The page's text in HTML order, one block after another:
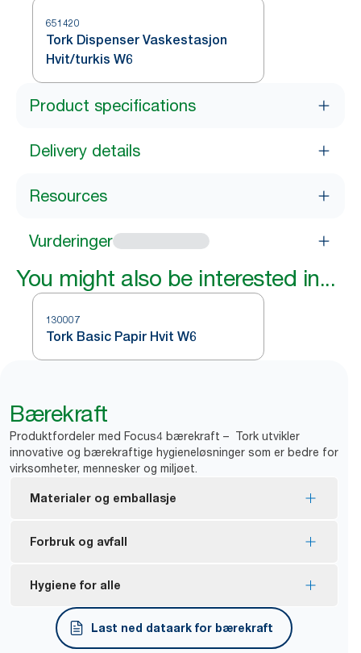
651420
Tork Dispenser Vaskestasjon
Hvit/turkis W6
Product specifications
Delivery details
Resources
Vurderinger
You might also be interested in...
130007
Tork Basic Papir Hvit W6
Bærekraft
Produktfordeler med Focus4 bærekraft – Tork utvikler
innovative og bærekraftige hygieneløsninger som er bedre for
virksomheter, mennesker og miljøet.
Materialer og emballasje
De fleste produktene er FSC-merkede og laget av
De fleste produktene er EU Ecolabel-sertifiserte
livssyklusen.
**
Se sertifiseringer og påstander om de ulike produktene i
Forbruk og avfall
Sprutsikkert deksel beskytter refillene mot skitt og
Utmating av ett tørk om gangen reduserer
forbruket.
Hygiene for alle
Egnet for kortvarig kontakt med mat, bekreftet av
en tredjepart.
Last ned dataark for bærekraft